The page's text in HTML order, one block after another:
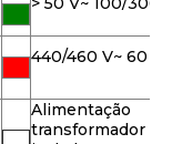
440/460 V~ 60
Alimentação
transformador